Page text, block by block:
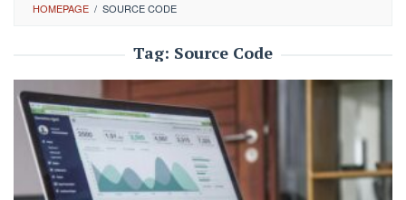
HOMEPAGE / SOURCE CODE
Tag: Source Code